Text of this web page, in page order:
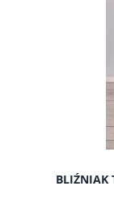
BLIŹNIAK